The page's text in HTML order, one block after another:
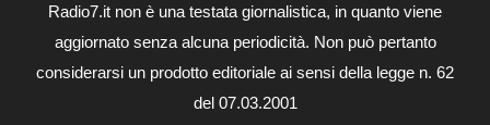
Radio7.it non è una testata giornalistica, in quanto viene
aggiornato senza alcuna periodicità. Non può pertanto
considerarsi un prodotto editoriale ai sensi della legge n. 62
del 07.03.2001